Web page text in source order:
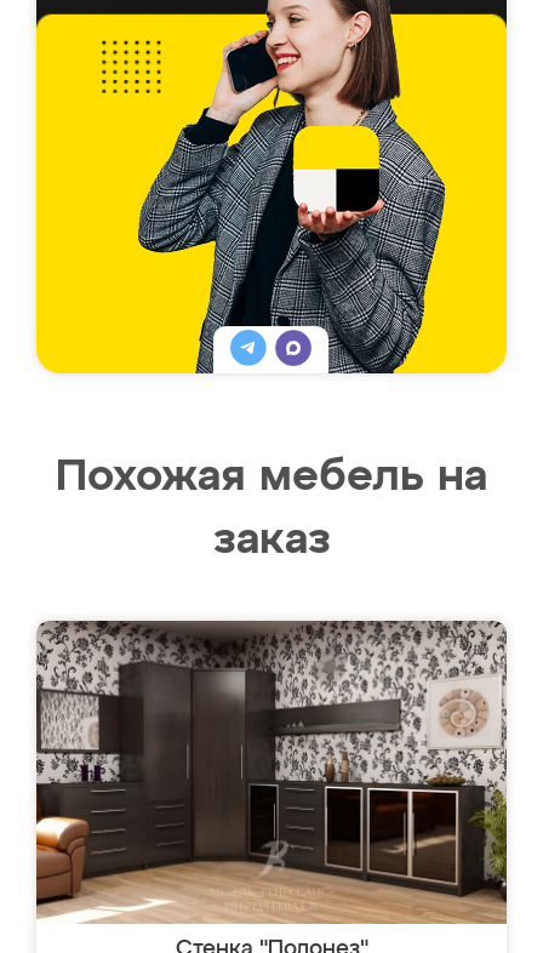
Похожая мебель на
заказ